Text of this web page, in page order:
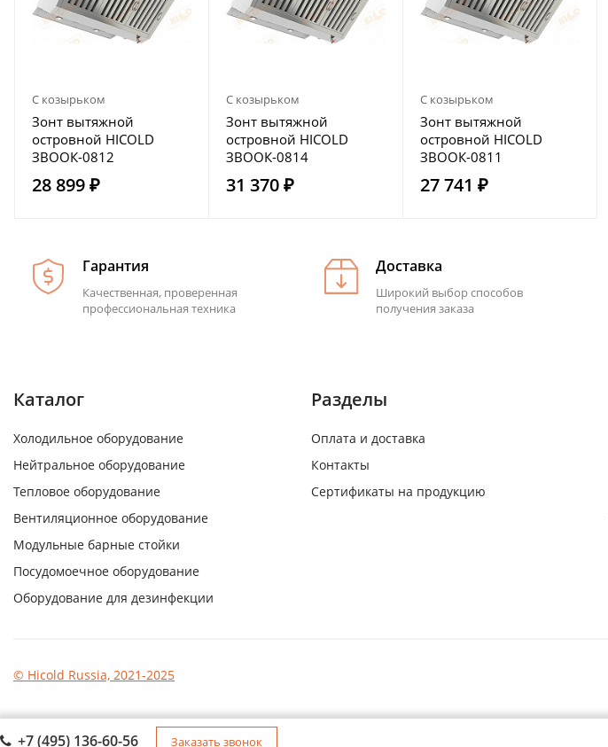
С козырьком
Зонт вытяжной
островной HICOLD
ЗВООК-0812
28 899 ₽
С козырьком
Зонт вытяжной
островной HICOLD
ЗВООК-0814
31 370 ₽
С козырьком
Зонт вытяжной
островной HICOLD
ЗВООК-0811
27 741 ₽
Гарантия
Качественная, проверенная
профессиональная техника
Доставка
Широкий выбор способов
получения заказа
Каталог
Холодильное оборудование
Нейтральное оборудование
Тепловое оборудование
Вентиляционное оборудование
Модульные барные стойки
Посудомоечное оборудование
Оборудование для дезинфекции
Разделы
Оплата и доставка
Контакты
Сертификаты на продукцию
© Hicold Russia, 2021-2025
+7 (495) 136-60-56 Заказать звонок